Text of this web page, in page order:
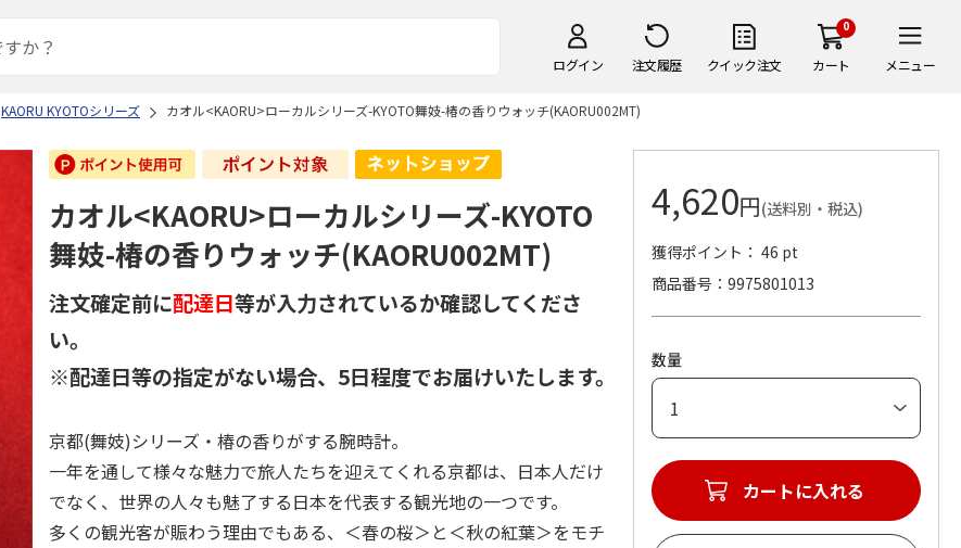
ログイン 注文履歴 クイック注文
0
カート メニュー
KAORU KYOTOシリーズ カオル<KAORU>ローカルシリーズ-KYOTO舞妓-椿の香りウォッチ(KAORU002MT)
カオル<KAORU>ローカルシリーズ-KYOTO
舞妓-椿の香りウォッチ(KAORU002MT)
注文確定前に配達日等が入力されているか確認してくださ
い。
※配達日等の指定がない場合、5日程度でお届けいたします。
京都(舞妓)シリーズ・椿の香りがする腕時計。
一年を通して様々な魅力で旅人たちを迎えてくれる京都は、日本人だけ
でなく、世界の人々も魅了する日本を代表する観光地の一つです。
多くの観光客が賑わう理由でもある、＜春の桜＞と＜秋の紅葉＞をモチ
4,620円(送料別・税込)
獲得ポイント： 46 pt
商品番号
9975801013
数量